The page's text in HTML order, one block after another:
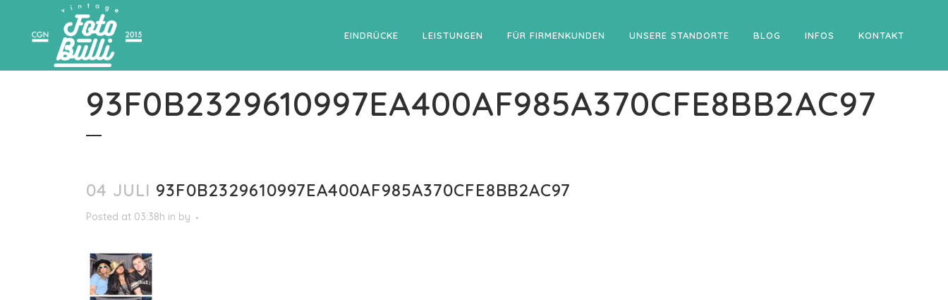
EINDRÜCKE LEISTUNGEN FÜR FIRMENKUNDEN UNSERE STANDORTE BLOG INFOS KONTAKT
93F0B2329610997EA400AF985A370CFE8BB2AC97
04 JULI 93F0B2329610997EA400AF985A370CFE8BB2AC97
Posted at 03:38h in by